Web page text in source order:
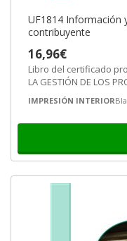
UF1814 Información
contribuyente
16,96€
Libro del certificado
LA GESTIÓN DE LOS
IMPRESIÓN INTERIOR